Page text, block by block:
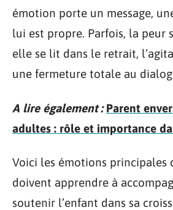
émotion porte un message,
lui est propre. Parfois, la peur
elle se lit dans le retrait,
une fermeture totale au
A lire également : Parent
adultes : rôle et importance
Voici les émotions principales
doivent apprendre à
soutenir l’enfant dans sa